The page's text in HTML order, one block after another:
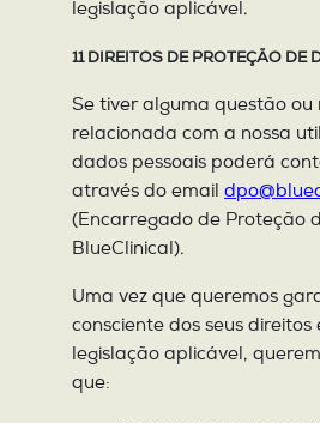
legislação aplicável.
11 DIREITOS DE PROTEÇÃO DE
Se tiver alguma questão ou
relacionada com a nossa
dados pessoais poderá
através do email
(Encarregado de Proteção
BlueClinical).
Uma vez que queremos
consciente dos seus direitos
legislação aplicável,
que: